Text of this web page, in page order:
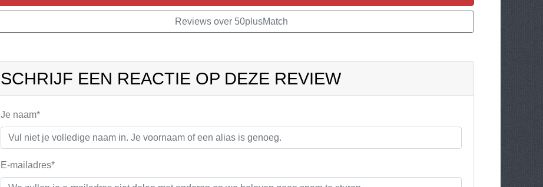
Reviews over 50plusMatch
SCHRIJF EEN REACTIE OP DEZE REVIEW
Je naam*
E-mailadres*